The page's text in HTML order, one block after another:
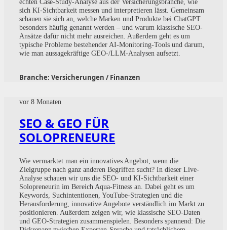
sich KI-Sichtbarkeit messen und interpretieren lässt. Gemeinsam
schauen sie sich an, welche Marken und Produkte bei ChatGPT
besonders häufig genannt werden – und warum klassische SEO-
Ansätze dafür nicht mehr ausreichen. Außerdem geht es um
typische Probleme bestehender AI-Monitoring-Tools und darum,
wie man aussagekräftige GEO-/LLM-Analysen aufsetzt.
Branche:Versicherungen / Finanzen
vor 8 Monaten
SEO & GEO FÜR
SOLOPRENEURE
Wie vermarktet man ein innovatives Angebot, wenn die
Zielgruppe nach ganz anderen Begriffen sucht? In dieser Live-
Analyse schauen wir uns die SEO- und KI-Sichtbarkeit einer
Solopreneurin im Bereich Aqua-Fitness an. Dabei geht es um
Keywords, Suchintentionen, YouTube-Strategien und die
Herausforderung, innovative Angebote verständlich im Markt zu
positionieren. Außerdem zeigen wir, wie klassische SEO-Daten
und GEO-Strategien zusammenspielen. Besonders spannend: Die